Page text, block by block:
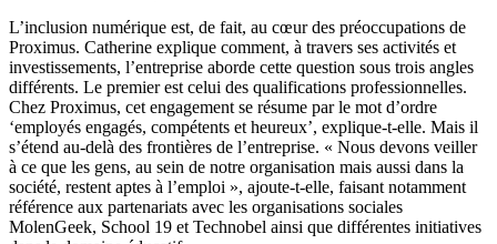
L’inclusion numérique est, de fait, au cœur des préoccupations de
Proximus. Catherine explique comment, à travers ses activités et
investissements, l’entreprise aborde cette question sous trois angles
différents. Le premier est celui des qualifications professionnelles.
Chez Proximus, cet engagement se résume par le mot d’ordre
‘employés engagés, compétents et heureux’, explique-t-elle. Mais il
s’étend au-delà des frontières de l’entreprise. « Nous devons veiller
à ce que les gens, au sein de notre organisation mais aussi dans la
société, restent aptes à l’emploi », ajoute-t-elle, faisant notamment
référence aux partenariats avec les organisations sociales
MolenGeek, School 19 et Technobel ainsi que différentes initiatives